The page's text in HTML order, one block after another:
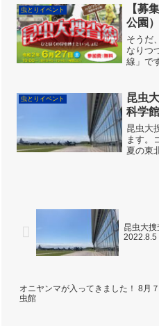
無理
好転し
虫とりイベント
【募
公園
そうだ
なりつ
線」で
木林、
様な昆
虫とりイベント
昆虫
科学
昆虫大
ます。
夏の東
昆虫大捜
2022.8.5
オニヤンマが入ってきました！ 8月
虫館